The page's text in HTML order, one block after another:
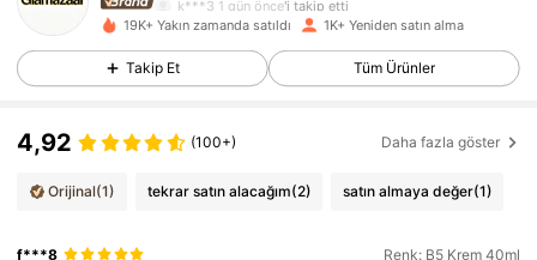
4,91
10K Takipçiler
4,91 10K Takipçiler
4,91 10K Takipçiler
19K+ Yakın zamanda satıldı 1K+ Yeniden satın alma
Takip Et Tüm Ürünler
4,92 (100+) Daha fazla göster
Orijinal(1) tekrar satın alacağım(2) satın almaya değer(1)
f***8 Renk: B5 Krem 40ml